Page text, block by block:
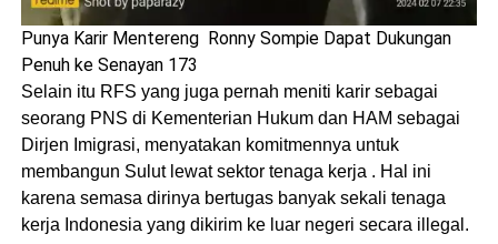
Punya Karir Mentereng Ronny Sompie Dapat Dukungan
Penuh ke Senayan 173
Selain itu RFS yang juga pernah meniti karir sebagai
seorang PNS di Kementerian Hukum dan HAM sebagai
Dirjen Imigrasi, menyatakan komitmennya untuk
membangun Sulut lewat sektor tenaga kerja . Hal ini
karena semasa dirinya bertugas banyak sekali tenaga
kerja Indonesia yang dikirim ke luar negeri secara illegal.